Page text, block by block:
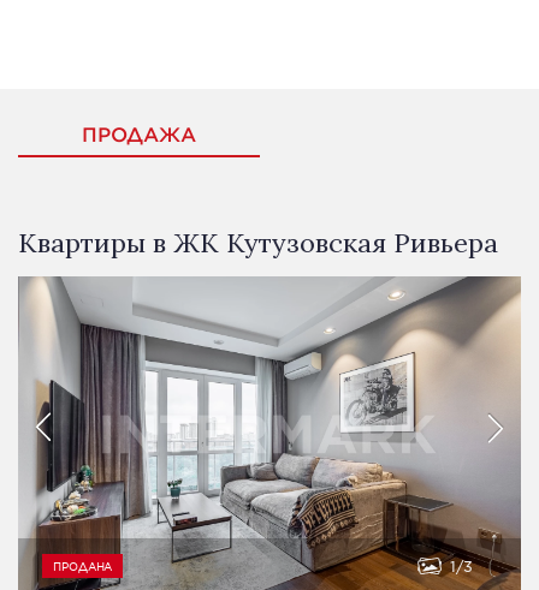
ПРОДАЖА
Квартиры в ЖК Кутузовская Ривьера
ПРОДАНА 1 3